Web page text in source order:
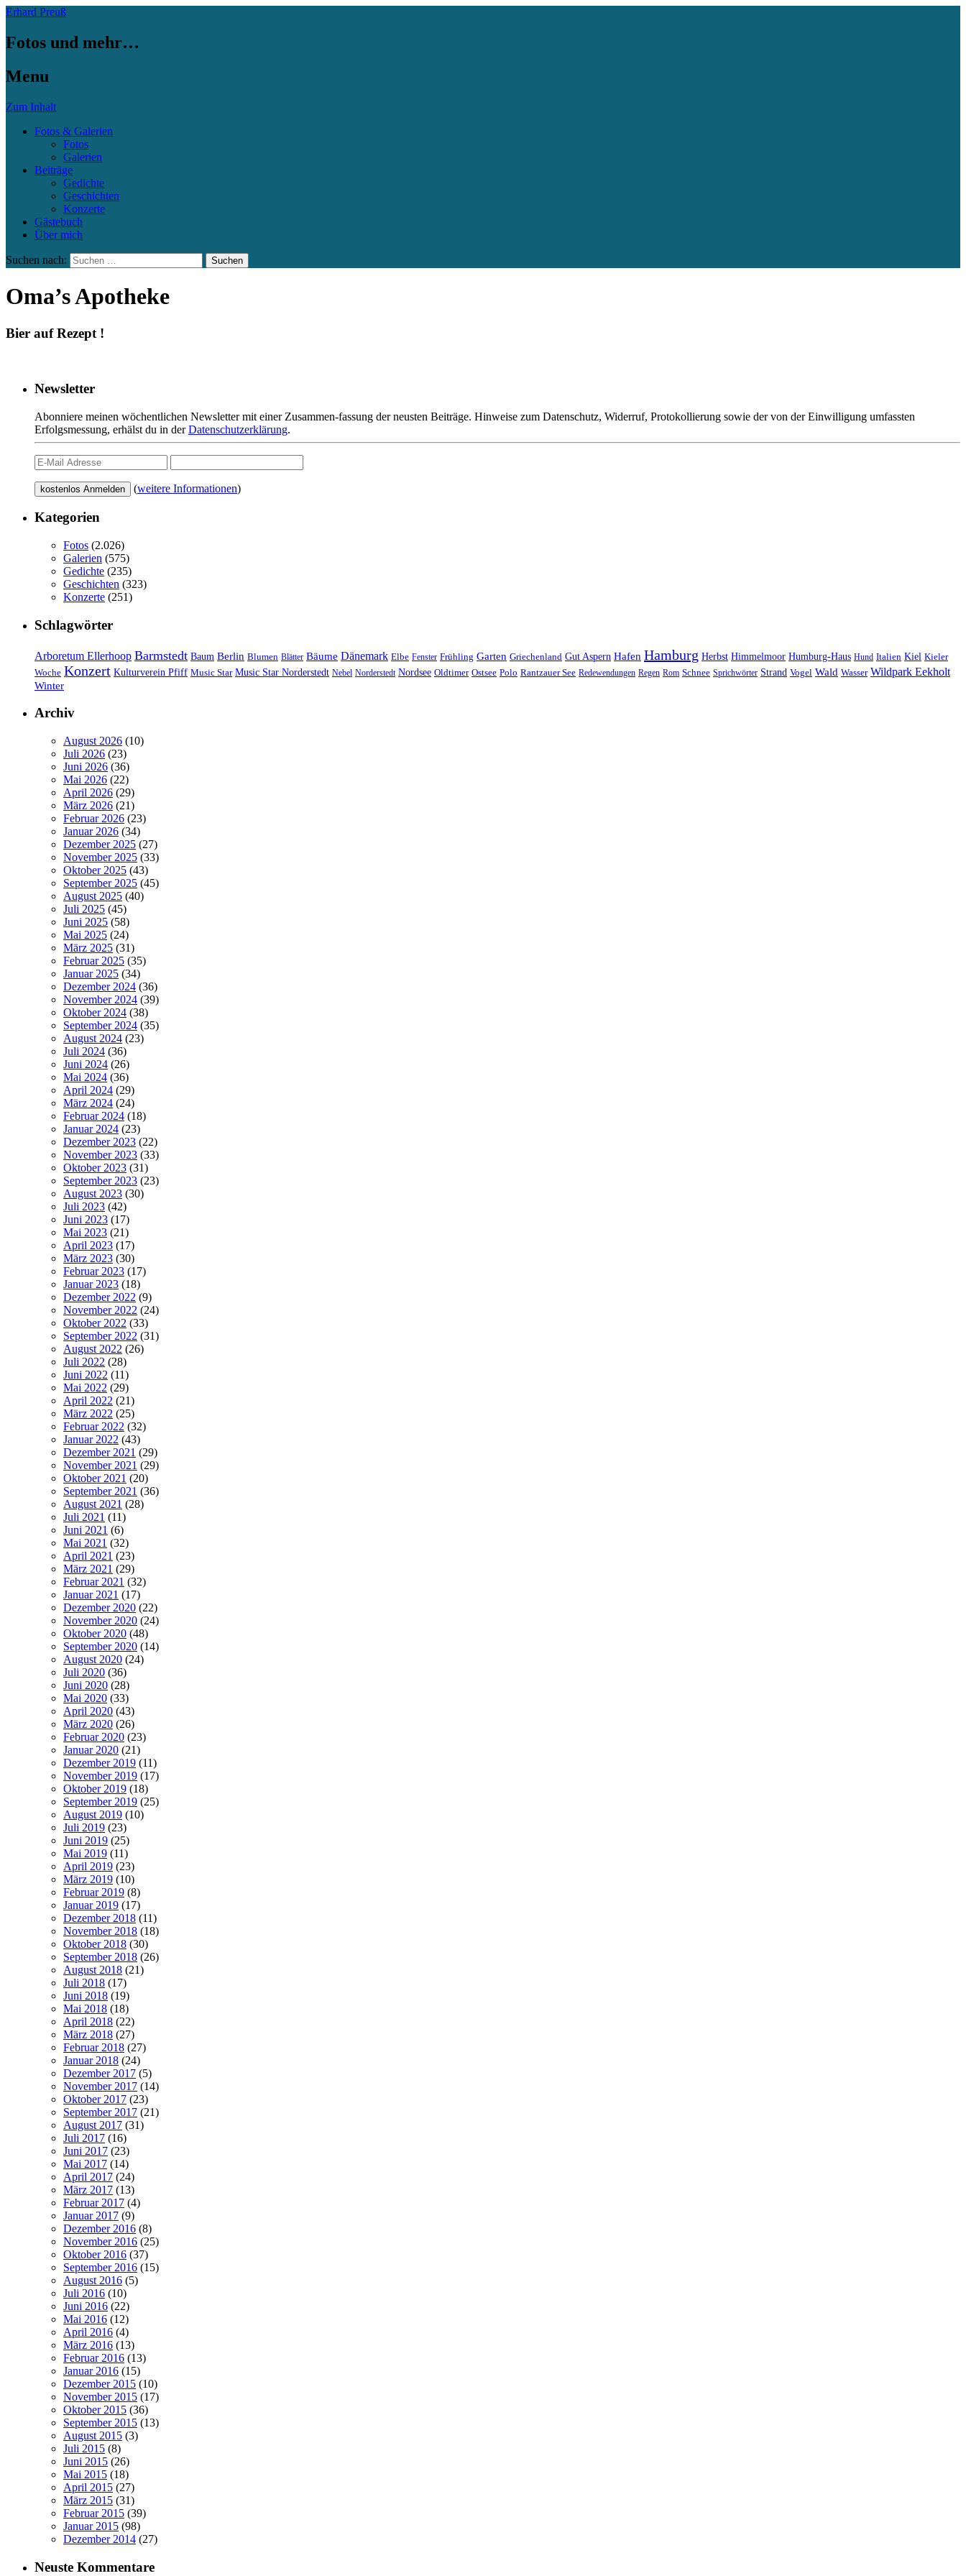
Erhard Preuß
Fotos und mehr…
Menu
Zum Inhalt
Fotos & Galerien
Fotos
Galerien
Beiträge
Gedichte
Geschichten
Konzerte
Gästebuch
Über mich
Suchen nach:
Oma’s Apotheke
Bier auf Rezept !
Newsletter
Abonniere meinen wöchentlichen Newsletter mit einer Zusammen-fassung der neusten Beiträge. Hinweise zum Datenschutz, Widerruf, Protokollierung sowie der von der Einwilligung umfassten
Erfolgsmessung, erhälst du in derDatenschutzerklärung.
(weitere Informationen)
Kategorien
Fotos (2.026)
Galerien (575)
Gedichte (235)
Geschichten (323)
Konzerte (251)
Schlagwörter
Arboretum Ellerhoop Barmstedt Baum Berlin Blumen Blätter Bäume Dänemark Elbe Fenster Frühling Garten Griechenland Gut Aspern Hafen Hamburg Herbst Himmelmoor Humburg-Haus Hund Italien Kiel Kieler
Woche Konzert Kulturverein Pfiff Music Star Music Star Norderstedt Nebel Norderstedt Nordsee Oldtimer Ostsee Polo Rantzauer See Redewendungen Regen Rom Schnee Sprichwörter Strand Vogel Wald Wasser Wildpark Eekholt
Winter
Archiv
August 2026 (10)
Juli 2026 (23)
Juni 2026 (36)
Mai 2026 (22)
April 2026 (29)
März 2026 (21)
Februar 2026 (23)
Januar 2026 (34)
Dezember 2025 (27)
November 2025 (33)
Oktober 2025 (43)
September 2025 (45)
August 2025 (40)
Juli 2025 (45)
Juni 2025 (58)
Mai 2025 (24)
März 2025 (31)
Februar 2025 (35)
Januar 2025 (34)
Dezember 2024 (36)
November 2024 (39)
Oktober 2024 (38)
September 2024 (35)
August 2024 (23)
Juli 2024 (36)
Juni 2024 (26)
Mai 2024 (36)
April 2024 (29)
März 2024 (24)
Februar 2024 (18)
Januar 2024 (23)
Dezember 2023 (22)
November 2023 (33)
Oktober 2023 (31)
September 2023 (23)
August 2023 (30)
Juli 2023 (42)
Juni 2023 (17)
Mai 2023 (21)
April 2023 (17)
März 2023 (30)
Februar 2023 (17)
Januar 2023 (18)
Dezember 2022 (9)
November 2022 (24)
Oktober 2022 (33)
September 2022 (31)
August 2022 (26)
Juli 2022 (28)
Juni 2022 (11)
Mai 2022 (29)
April 2022 (21)
März 2022 (25)
Februar 2022 (32)
Januar 2022 (43)
Dezember 2021 (29)
November 2021 (29)
Oktober 2021 (20)
September 2021 (36)
August 2021 (28)
Juli 2021 (11)
Juni 2021 (6)
Mai 2021 (32)
April 2021 (23)
März 2021 (29)
Februar 2021 (32)
Januar 2021 (17)
Dezember 2020 (22)
November 2020 (24)
Oktober 2020 (48)
September 2020 (14)
August 2020 (24)
Juli 2020 (36)
Juni 2020 (28)
Mai 2020 (33)
April 2020 (43)
März 2020 (26)
Februar 2020 (23)
Januar 2020 (21)
Dezember 2019 (11)
November 2019 (17)
Oktober 2019 (18)
September 2019 (25)
August 2019 (10)
Juli 2019 (23)
Juni 2019 (25)
Mai 2019 (11)
April 2019 (23)
März 2019 (10)
Februar 2019 (8)
Januar 2019 (17)
Dezember 2018 (11)
November 2018 (18)
Oktober 2018 (30)
September 2018 (26)
August 2018 (21)
Juli 2018 (17)
Juni 2018 (19)
Mai 2018 (18)
April 2018 (22)
März 2018 (27)
Februar 2018 (27)
Januar 2018 (24)
Dezember 2017 (5)
November 2017 (14)
Oktober 2017 (23)
September 2017 (21)
August 2017 (31)
Juli 2017 (16)
Juni 2017 (23)
Mai 2017 (14)
April 2017 (24)
März 2017 (13)
Februar 2017 (4)
Januar 2017 (9)
Dezember 2016 (8)
November 2016 (25)
Oktober 2016 (37)
September 2016 (15)
August 2016 (5)
Juli 2016 (10)
Juni 2016 (22)
Mai 2016 (12)
April 2016 (4)
März 2016 (13)
Februar 2016 (13)
Januar 2016 (15)
Dezember 2015 (10)
November 2015 (17)
Oktober 2015 (36)
September 2015 (13)
August 2015 (3)
Juli 2015 (8)
Juni 2015 (26)
Mai 2015 (18)
April 2015 (27)
März 2015 (31)
Februar 2015 (39)
Januar 2015 (98)
Dezember 2014 (27)
Neuste Kommentare